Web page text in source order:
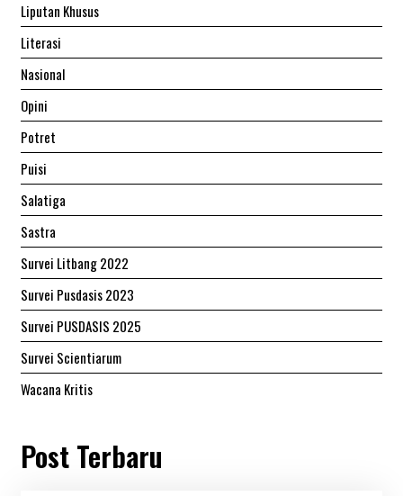
Liputan Khusus
Literasi
Nasional
Opini
Potret
Puisi
Salatiga
Sastra
Survei Litbang 2022
Survei Pusdasis 2023
Survei PUSDASIS 2025
Survei Scientiarum
Wacana Kritis
Post Terbaru